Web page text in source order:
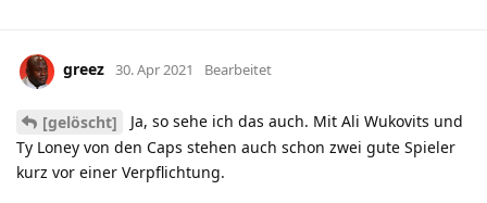
greez 30. Apr 2021 Bearbeitet
[gelöscht]
Ja, so sehe ich das auch. Mit Ali Wukovits und
Ty Loney von den Caps stehen auch schon zwei gute Spieler
kurz vor einer Verpflichtung.